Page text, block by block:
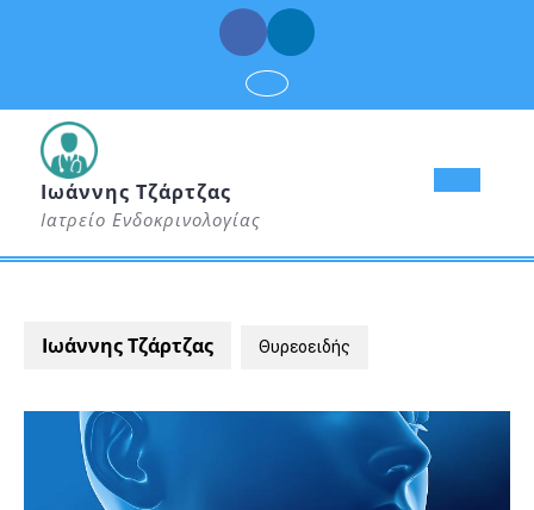
Facebook
Ιωάννης Τζάρτζας
Ιατρείο Ενδοκρινολογίας
Ιωάννης Τζάρτζας Θυρεοειδής